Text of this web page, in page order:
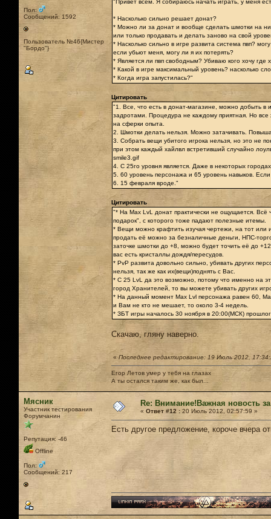
Пол:
Сообщений: 1592
Пользователь №46{Мистер
"Бордо"}
"Привет всем. Я собираюсь начать играть, у меня
* Насколько сильно решает донат?
* Можно ли за донат и вообще сделать шмотки на
или только продавать и делать заново на свой
* Насколько сильно в игре развита система пвп?
если убьют меня, могу ли я их потерять?
* Является ли пвп свободным? Убиваю кого хочу где
* Какой в игре максимальный уровень? насколько
* Когда игра запустилась?"
Цитировать
"1. Все, что есть в донат-магазине, можно добыть в
задротами. Процедура не каждому приятная. Но
на сферки опыта.
2. Шмотки делать нельзя. Можно затачивать.
3. Собрать вещи убитого игрока нельзя, но это не
при этом каждый хайлвл встретивший случайно
smile3.gif
4. С 25го уровня является. Даже в некоторых
5. 60 уровень персонажа и 65 уровень навыков.
6. 15 февраля вроде."
Цитировать
"* На Max LvL донат практически не ощущается.
подарок", с которого тоже падают полезные итемы.
* Вещи можно крафтить изучая чертежи, на тот или
продать её можно за безналичные деньги, НПС-
заточке шмотки до +8, можно будет точить её до
вас есть кристаллы дождя/пересудов.
* PvP развита довольно сильно, убивать других
нельзя, так же как их(вещи)поднять с Вас.
* С 25 LvL да это возможно, потому что именно на
город Хранителей, то вы можете убивать других
* На данный момент Max Lvl персонажа равен 60,
и Вам не кто не мешает, то около 3-4 недель.
* ЗБТ игры началось 30 ноября в 20:00(МСК)
Скачаю, гляну наверно.
«Последнее редактирование: 19 Июль 2012,
Егор Летов умер у тебя на глазах
А ты остался таким же, как был...
Мясник
Участник тестирования
Форумчанин
Репутация: -46
Offline
Пол:
Сообщений: 217
Re: Внимание!Важная новость
« Ответ #12 : 20 Июль 2012, 02:57:59 »
Есть другое предложение, короче вчера